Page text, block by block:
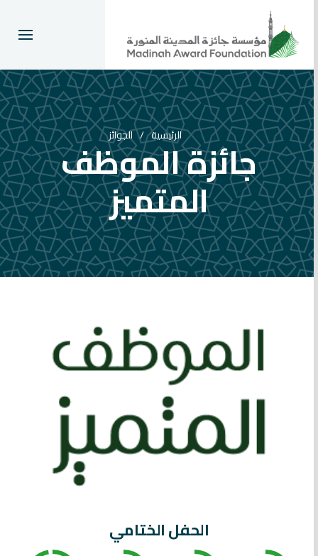
الرئيسية الجوائز
جائزة الموظف
المتميز
الحفل الختامي